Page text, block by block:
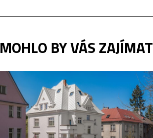
MOHLO BY VÁS ZAJÍMAT